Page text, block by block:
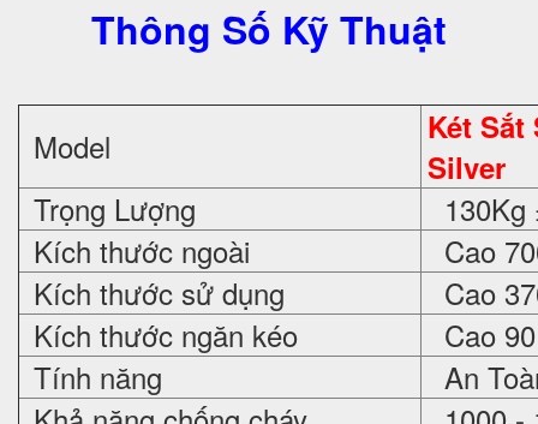
Thông Số Kỹ Thuật
Model
Két Sắt
Silver
Trọng Lượng
130Kg
Kích thước ngoài
Cao
Kích thước sử dụng
Cao
Kích thước ngăn kéo
Cao
Tính năng
An